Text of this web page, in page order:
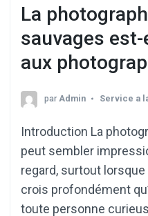
La
sauvages
aux
parAdmin Service a
Introduction La
peut sembler
regard, surtout lorsque
crois profondément
toute personne